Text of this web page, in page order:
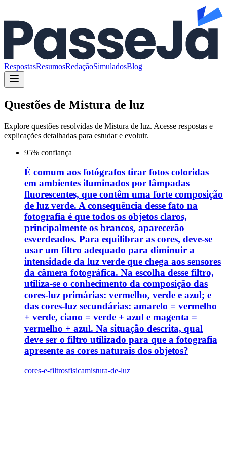
RespostasResumosRedaçãoSimuladosBlog
Questões de Mistura de luz
Explore questões resolvidas de Mistura de luz. Acesse respostas e
explicações detalhadas para estudar e evoluir.
95% confiança
É comum aos fotógrafos tirar fotos coloridas
em ambientes iluminados por lâmpadas
fluorescentes, que contêm uma forte composição
de luz verde. A consequência desse fato na
fotografia é que todos os objetos claros,
principalmente os brancos, aparecerão
esverdeados. Para equilibrar as cores, deve-se
usar um filtro adequado para diminuir a
intensidade da luz verde que chega aos sensores
da câmera fotográfica. Na escolha desse filtro,
utiliza-se o conhecimento da composição das
cores-luz primárias: vermelho, verde e azul; e
das cores-luz secundárias: amarelo = vermelho
+ verde, ciano = verde + azul e magenta =
vermelho + azul. Na situação descrita, qual
deve ser o filtro utilizado para que a fotografia
apresente as cores naturais dos objetos?
cores-e-filtrosfisicamistura-de-luz